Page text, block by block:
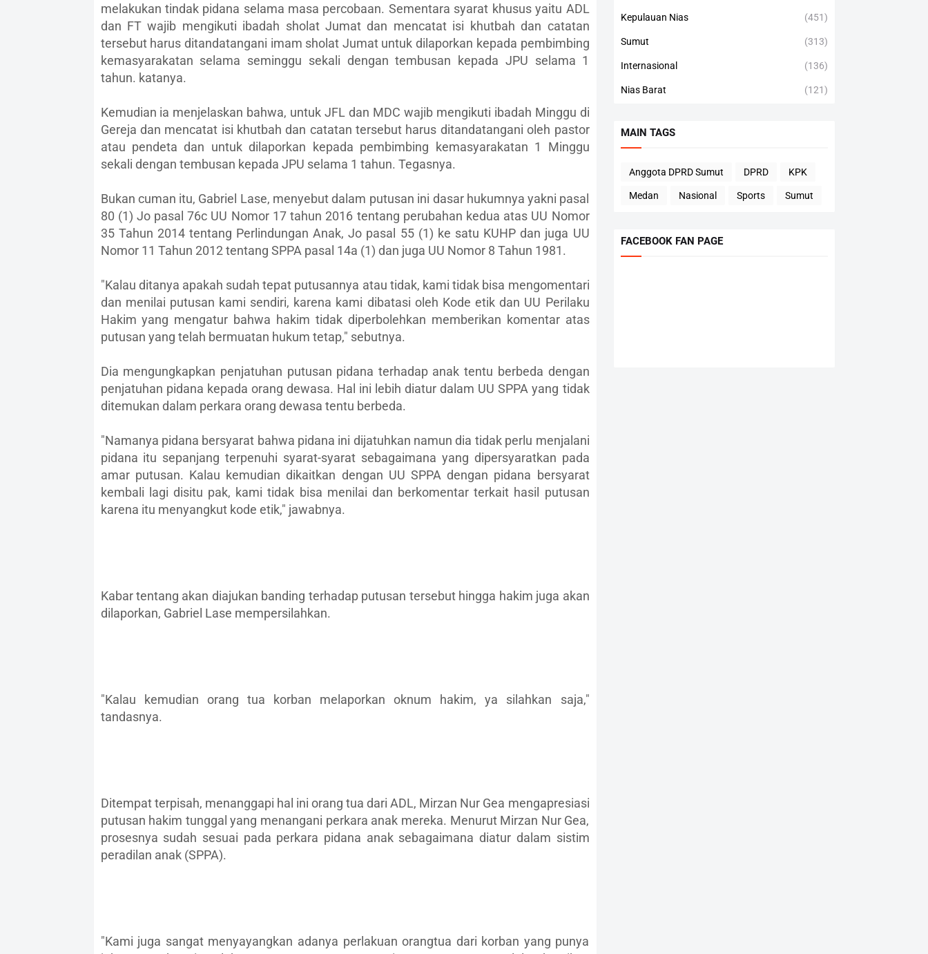
melakukan tindak pidana selama masa percobaan. Sementara syarat khusus yaitu ADL
dan FT wajib mengikuti ibadah sholat Jumat dan mencatat isi khutbah dan catatan
tersebut harus ditandatangani imam sholat Jumat untuk dilaporkan kepada pembimbing
kemasyarakatan selama seminggu sekali dengan tembusan kepada JPU selama 1
tahun. katanya.
Kemudian ia menjelaskan bahwa, untuk JFL dan MDC wajib mengikuti ibadah Minggu di
Gereja dan mencatat isi khutbah dan catatan tersebut harus ditandatangani oleh pastor
atau pendeta dan untuk dilaporkan kepada pembimbing kemasyarakatan 1 Minggu
sekali dengan tembusan kepada JPU selama 1 tahun. Tegasnya.
Bukan cuman itu, Gabriel Lase, menyebut dalam putusan ini dasar hukumnya yakni pasal
80 (1) Jo pasal 76c UU Nomor 17 tahun 2016 tentang perubahan kedua atas UU Nomor
35 Tahun 2014 tentang Perlindungan Anak, Jo pasal 55 (1) ke satu KUHP dan juga UU
Nomor 11 Tahun 2012 tentang SPPA pasal 14a (1) dan juga UU Nomor 8 Tahun 1981.
"Kalau ditanya apakah sudah tepat putusannya atau tidak, kami tidak bisa mengomentari
dan menilai putusan kami sendiri, karena kami dibatasi oleh Kode etik dan UU Perilaku
Hakim yang mengatur bahwa hakim tidak diperbolehkan memberikan komentar atas
putusan yang telah bermuatan hukum tetap," sebutnya.
Dia mengungkapkan penjatuhan putusan pidana terhadap anak tentu berbeda dengan
penjatuhan pidana kepada orang dewasa. Hal ini lebih diatur dalam UU SPPA yang tidak
ditemukan dalam perkara orang dewasa tentu berbeda.
"Namanya pidana bersyarat bahwa pidana ini dijatuhkan namun dia tidak perlu menjalani
pidana itu sepanjang terpenuhi syarat-syarat sebagaimana yang dipersyaratkan pada
amar putusan. Kalau kemudian dikaitkan dengan UU SPPA dengan pidana bersyarat
kembali lagi disitu pak, kami tidak bisa menilai dan berkomentar terkait hasil putusan
karena itu menyangkut kode etik," jawabnya.
Kabar tentang akan diajukan banding terhadap putusan tersebut hingga hakim juga akan
dilaporkan, Gabriel Lase mempersilahkan.
"Kalau kemudian orang tua korban melaporkan oknum hakim, ya silahkan saja,"
tandasnya.
Ditempat terpisah, menanggapi hal ini orang tua dari ADL, Mirzan Nur Gea mengapresiasi
putusan hakim tunggal yang menangani perkara anak mereka. Menurut Mirzan Nur Gea,
prosesnya sudah sesuai pada perkara pidana anak sebagaimana diatur dalam sistim
peradilan anak (SPPA).
"Kami juga sangat menyayangkan adanya perlakuan orangtua dari korban yang punya
Kepulauan Nias (451)
Sumut (313)
Internasional (136)
Nias Barat (121)
MAIN TAGS
Anggota DPRD Sumut DPRD KPK
Medan Nasional Sports Sumut
FACEBOOK FAN PAGE